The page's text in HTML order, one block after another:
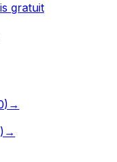
gratuit
) →
) →